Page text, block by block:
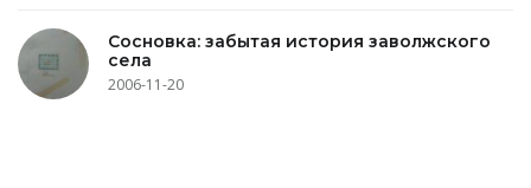
Сосновка: забытая история заволжского
села
2006-11-20